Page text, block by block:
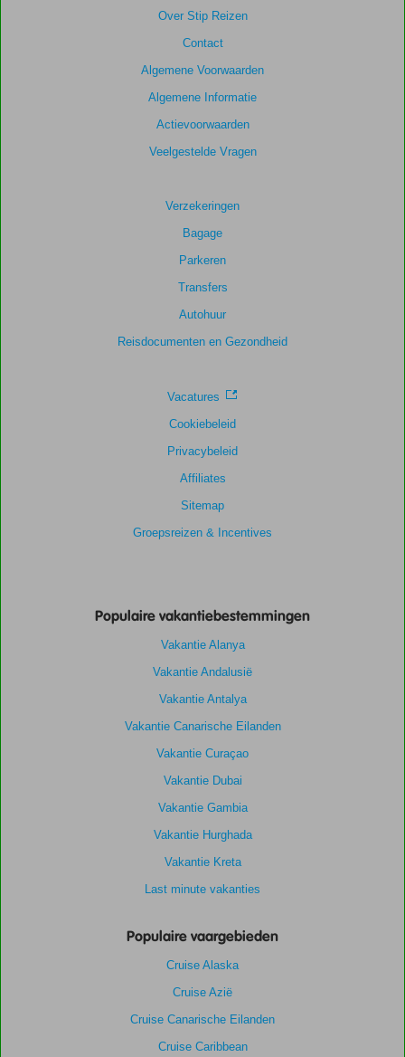
Over Stip Reizen
Contact
Algemene Voorwaarden
Algemene Informatie
Actievoorwaarden
Veelgestelde Vragen
Verzekeringen
Bagage
Parkeren
Transfers
Autohuur
Reisdocumenten en Gezondheid
Vacatures
Cookiebeleid
Privacybeleid
Affiliates
Sitemap
Groepsreizen & Incentives
Populaire vakantiebestemmingen
Vakantie Alanya
Vakantie Andalusië
Vakantie Antalya
Vakantie Canarische Eilanden
Vakantie Curaçao
Vakantie Dubai
Vakantie Gambia
Vakantie Hurghada
Vakantie Kreta
Last minute vakanties
Populaire vaargebieden
Cruise Alaska
Cruise Azië
Cruise Canarische Eilanden
Cruise Caribbean